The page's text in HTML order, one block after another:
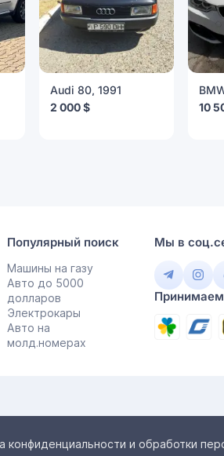
Audi 80, 1991
2 000 $
10
Популярный поиск
Машины на газу
Авто до 5000
долларов
Электрокары
Авто на
молд.номерах
Мы в
Принимаем
конфиденциальности и обработки